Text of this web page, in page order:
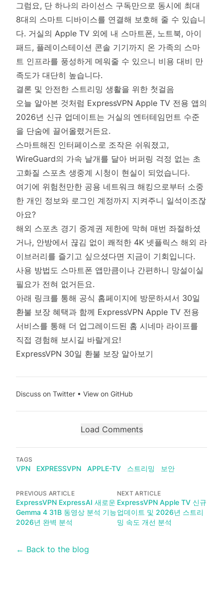
그럼요, 단 하나의 라이선스 구독만으로 동시에 최대
8대의 스마트 디바이스를 연결해 보호해 줄 수 있습니
다. 거실의 Apple TV 외에 내 스마트폰, 노트북, 아이
패드, 플레이스테이션 콘솔 기기까지 온 가족의 스마
트 인프라를 풍성하게 메워줄 수 있으니 비용 대비 만
족도가 대단히 높습니다.
결론 및 안전한 스트리밍 생활을 위한 첫걸음
오늘 알아본 것처럼 ExpressVPN Apple TV 전용 앱의
2026년 신규 업데이트는 거실의 엔터테임먼트 수준
을 단숨에 끌어올렸거든요.
스마트해진 인터페이스로 조작은 쉬워졌고,
WireGuard의 가속 날개를 달아 버퍼링 걱정 없는 초
고화질 스포츠 생중계 시청이 현실이 되었습니다.
여기에 위험천만한 공용 네트워크 해킹으로부터 소중
한 개인 정보와 로그인 계정까지 지켜주니 일석이조잖
아요?
해외 스포츠 경기 중계권 제한에 막혀 매번 좌절하셨
거나, 안방에서 끊김 없이 쾌적한 4K 넷플릭스 해외 라
이브러리를 즐기고 싶으셨다면 지금이 기회입니다.
사용 방법도 스마트폰 앱만큼이나 간편하니 망설이실
필요가 전혀 없거든요.
아래 링크를 통해 공식 홈페이지에 방문하셔서 30일
환불 보장 혜택과 함께 ExpressVPN Apple TV 전용
서비스를 통해 더 업그레이드된 홈 시네마 라이프를
직접 경험해 보시길 바랄게요!
ExpressVPN 30일 환불 보장 알아보기
Discuss on Twitter • View on GitHub
Load Comments
TAGS
VPN EXPRESSVPN APPLE-TV 스트리밍 보안
PREVIOUS ARTICLE
ExpressVPN ExpressAI 새로운
Gemma 4 31B 동영상 분석 기능
2026년 완벽 분석
NEXT ARTICLE
ExpressVPN Apple TV 신규
업데이트 및 2026년 스트리
밍 속도 개선 분석
← Back to the blog